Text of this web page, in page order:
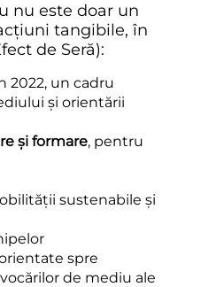
nu este doar un
tangibile, în
de Seră):
2022, un cadru
și orientării
și formare, pentru
sustenabile și
spre
de mediu ale